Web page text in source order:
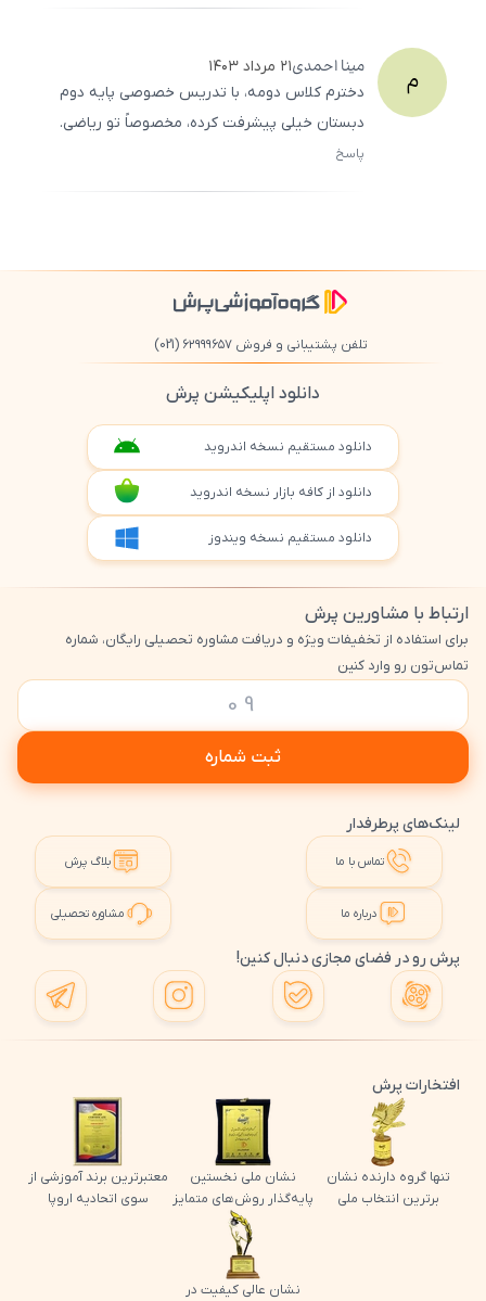
م مینااحمدی۲۱ مرداد ۱۴۰۳
دخترم کلاس دومه، با تدریس خصوصی پایه دوم
دبستان خیلی پیشرفت کرده، مخصوصاً تو ریاضی.
پاسخ
تلفن پشتیبانی و فروش ۶۲۹۹۹۶۵۷ (021)
دانلود اپلیکیشن پرش
دانلود مستقیم نسخه اندروید
دانلود از کافه بازار نسخه اندروید
دانلود مستقیم نسخه ویندوز
ارتباط با مشاورین پرش
برای استفاده از تخفیفات ویژه و دریافت مشاوره تحصیلی رایگان، شماره
تماس‌تون رو وارد کنین
ثبت شماره
لینک‌های پرطرفدار
تماس با ما بلاگ پرش
درباره ما مشاوره تحصیلی
پرش رو در فضای مجازی دنبال کنین!
افتخارات پرش
تنها گروه دارنده نشان
برترین انتخاب ملی
نشان ملی نخستین
پایه‌گذار روش‌های متمایز
معتبرترین برند آموزشی از
سوی اتحادیه اروپا
نشان عالی کیفیت در